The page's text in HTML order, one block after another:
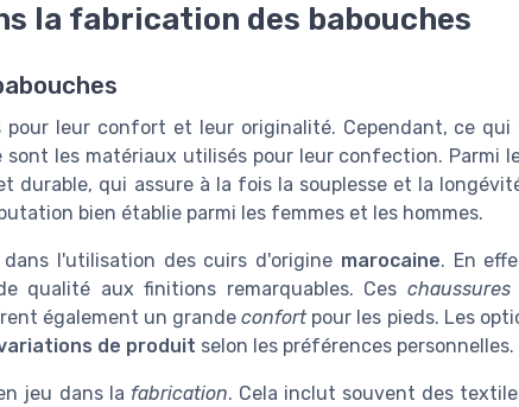
la fabrication des babouches
pour leur confort et leur originalité. Cependant, ce
sont les matériaux utilisés pour leur confection. Parmi
durable, qui assure à la fois la souplesse et la
bien établie parmi les femmes et les hommes.
dans l'utilisation des cuirs d'origine marocaine. En
qualité aux finitions remarquables. Ces chaussures
également un grandeconfortpour les pieds. Les
de produit selon les préférences personnelles.
jeu dans la fabrication. Cela inclut souvent des